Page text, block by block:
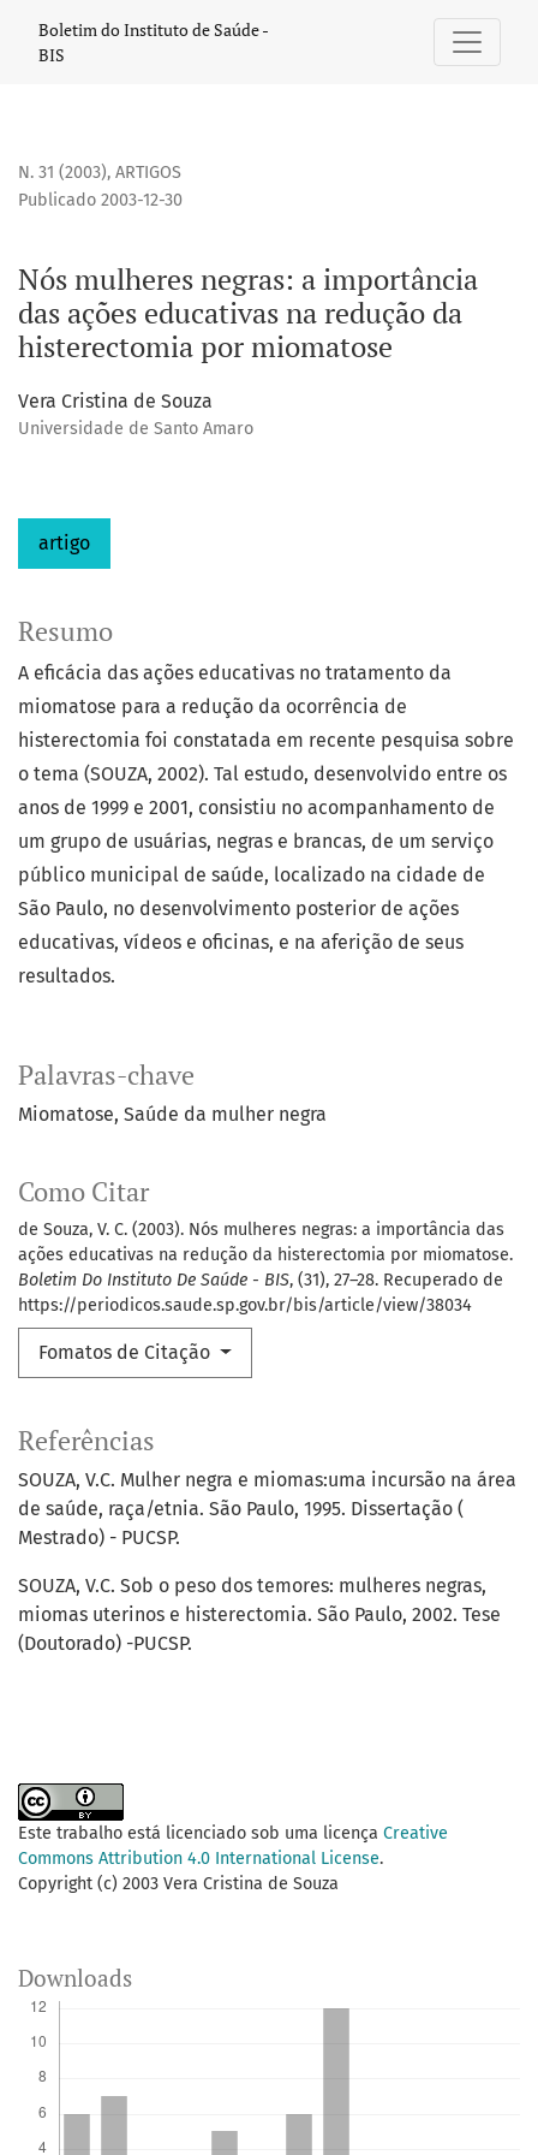
Boletim do Instituto de Saúde -
BIS
N. 31 (2003), ARTIGOS
Nós mulheres negras: a importância
das ações educativas na redução da
histerectomia por miomatose
Publicado 2003-12-30
Vera Cristina de Souza
Universidade de Santo Amaro
artigo
Palavras-chave
Miomatose Saúde da mulher negra
Como Citar
de Souza, V. C. (2003). Nós mulheres negras: a importância das
ações educativas na redução da histerectomia por miomatose.
Boletim Do Instituto De Saúde - BIS, (31), 27–28. Recuperado de
https://periodicos.saude.sp.gov.br/bis/article/view/38034
Fomatos de Citação
Resumo
A eficácia das ações educativas no tratamento da
miomatose para a redução da ocorrência de
histerectomia foi constatada em recente pesquisa sobre
o tema (SOUZA, 2002). Tal estudo, desenvolvido entre os
anos de 1999 e 2001, consistiu no acompanhamento de
um grupo de usuárias, negras e brancas, de um serviço
público municipal de saúde, localizado na cidade de
São Paulo, no desenvolvimento posterior de ações
educativas, vídeos e oficinas, e na aferição de seus
resultados.
Referências
SOUZA, V.C. Mulher negra e miomas:uma incursão na área
de saúde, raça/etnia. São Paulo, 1995. Dissertação (
Mestrado) - PUCSP.
SOUZA, V.C. Sob o peso dos temores: mulheres negras,
miomas uterinos e histerectomia. São Paulo, 2002. Tese
(Doutorado) -PUCSP.
Este trabalho está licenciado sob uma licença Creative
Commons Attribution 4.0 International License.
Copyright (c) 2003 Vera Cristina de Souza
Downloads